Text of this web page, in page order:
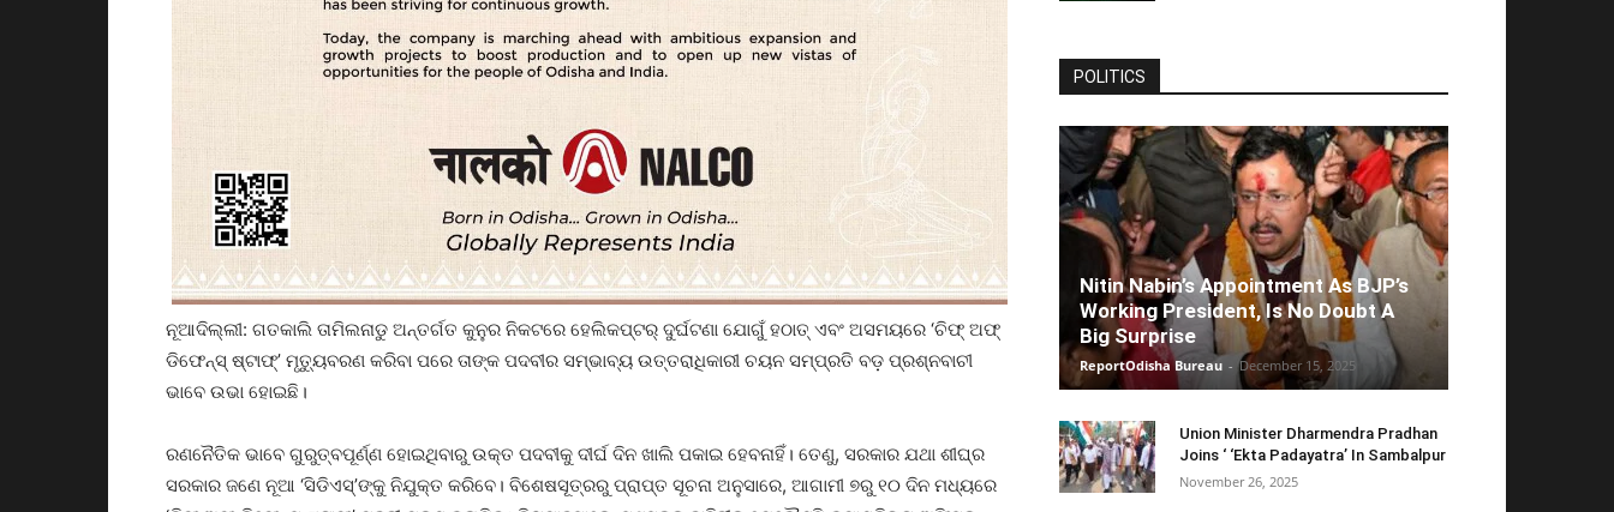
ନୂଆଦିଲ୍ଲୀ: ଗତକାଲି ତାମିଲନାଡୁ ଅନ୍ତର୍ଗତ କୁନୁର ନିକଟରେ ହେଲିକପ୍ଟର୍‌ ଦୁର୍ଘଟଣା ଯୋଗୁଁ ହଠାତ୍‌ ଏବଂ ଅସମୟରେ ‘ଚିଫ୍‌ ଅଫ୍‌
ଡିଫେନ୍‌ସ୍‌ ଷ୍ଟାଫ୍‌’ ମୃତ୍ୟୁବରଣ କରିବା ପରେ ତାଙ୍କ ପଦବୀର ସମ୍ଭାବ୍ୟ ଉତ୍ତରାଧିକାରୀ ଚୟନ ସମ୍ପ୍ରତି ବଡ଼ ପ୍ରଶ୍ନବାଚୀ
ଭାବେ ଉଭା ହୋଇଛି।
ରଣନୈତିକ ଭାବେ ଗୁରୁତ୍ବପୂର୍ଣ୍ଣ ହୋଇଥିବାରୁ ଉକ୍ତ ପଦବୀକୁ ଦୀର୍ଘ ଦିନ ଖାଲି ପକାଇ ହେବନାହିଁ। ତେଣୁ, ସରକାର ଯଥା ଶୀଘ୍ର
ସରକାର ଜଣେ ନୂଆ ‘ସିଡିଏସ୍‌’ଙ୍କୁ ନିଯୁକ୍ତ କରିବେ। ବିଶେଷସୂତ୍ରରୁ ପ୍ରାପ୍ତ ସୂଚନା ଅନୁସାରେ, ଆଗାମୀ ୭ରୁ ୧୦ ଦିନ ମଧ୍ୟରେ
POLITICS
Nitin Nabin’s Appointment As BJP’s
Working President, Is No Doubt A
Big Surprise
ReportOdisha Bureau - December 15, 2025
Union Minister Dharmendra Pradhan
Joins ‘ ‘Ekta Padayatra’ In Sambalpur
November 26, 2025